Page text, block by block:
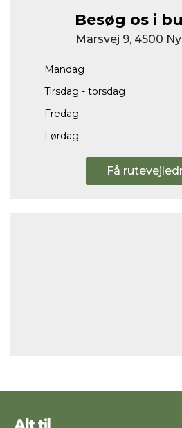
Besøg os i
Marsvej 9, 4500
Mandag
Tirsdag - torsdag
Fredag
Lørdag
Få